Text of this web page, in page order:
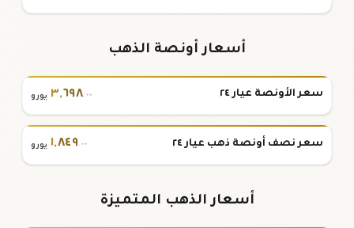
أسعار أونصة الذهب
سعر الأونصة عيار ٢٤ ٣,٦٩٨.٠٠ يورو
سعر نصف أونصة ذهب عيار ٢٤ ١,٨٤٩.٠٠ يورو
أسعار الذهب المتميزة